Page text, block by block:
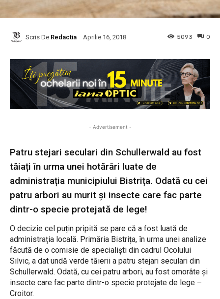
Scris De Redactia Aprilie 16, 2018 0
5093
- Advertisement -
Patru stejari seculari din Schullerwald au fost
tăiați în urma unei hotărâri luate de
administrația municipiului Bistrița. Odată cu cei
patru arbori au murit și insecte care fac parte
dintr-o specie protejată de lege!
O decizie cel puțin pripită se pare că a fost luată de
administrația locală. Primăria Bistrița, în urma unei analize
făcută de o comisie de specialiști din cadrul Ocolului
Silvic, a dat undă verde tăierii a patru stejari seculari din
Schullerwald. Odată, cu cei patru arbori, au fost omorâte și
insecte care fac parte dintr-o specie protejate de lege –
Croitor.